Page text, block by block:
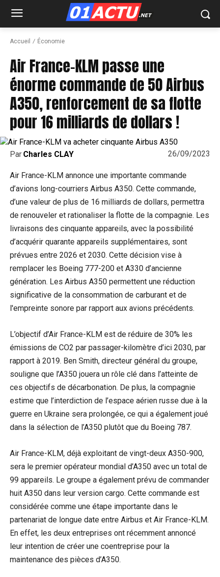
Accueil Économie
Air France-KLM passe une
énorme commande de 50 Airbus
A350, renforcement de sa flotte
pour 16 milliards de dollars !
26/09/2023
Par Charles CLAY
Air France-KLM annonce une importante commande
d’avions long-courriers Airbus A350. Cette commande,
d’une valeur de plus de 16 milliards de dollars, permettra
de renouveler et rationaliser la flotte de la compagnie. Les
livraisons des cinquante appareils, avec la possibilité
d’acquérir quarante appareils supplémentaires, sont
prévues entre 2026 et 2030. Cette décision vise à
remplacer les Boeing 777-200 et A330 d’ancienne
génération. Les Airbus A350 permettent une réduction
significative de la consommation de carburant et de
l'empreinte sonore par rapport aux avions précédents.
L’objectif d’Air France-KLM est de réduire de 30% les
émissions de CO2 par passager-kilomètre d’ici 2030, par
rapport à 2019. Ben Smith, directeur général du groupe,
souligne que l’A350 jouera un rôle clé dans l’atteinte de
ces objectifs de décarbonation. De plus, la compagnie
estime que l’interdiction de l’espace aérien russe due à la
guerre en Ukraine sera prolongée, ce qui a également joué
dans la sélection de l’A350 plutôt que du Boeing 787.
Air France-KLM, déjà exploitant de vingt-deux A350-900,
sera le premier opérateur mondial d’A350 avec un total de
99 appareils. Le groupe a également prévu de commander
huit A350 dans leur version cargo. Cette commande est
considérée comme une étape importante dans le
partenariat de longue date entre Airbus et Air France-KLM.
En effet, les deux entreprises ont récemment annoncé
leur intention de créer une coentreprise pour la
maintenance des pièces d’A350.